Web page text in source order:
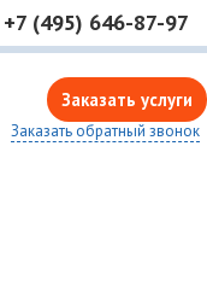
+7 (495) 646-87-97
Заказать услуги
Заказать обратный звонок